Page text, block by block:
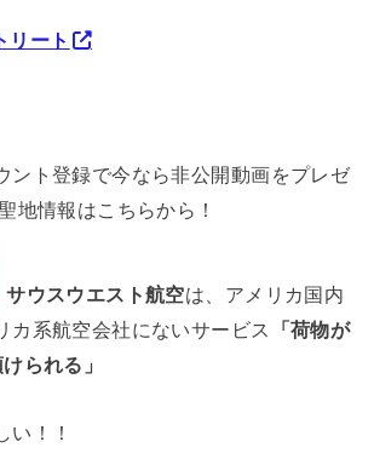
ート
ント登録で今なら非公開動画をプレゼ
地情報はこちらから！
サウスウエスト航空は、アメリカ国内
カ系航空会社にないサービス
「荷物が
られる」
い！！